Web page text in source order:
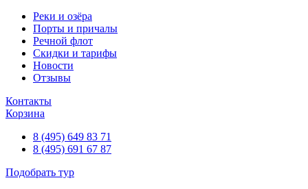
Реки и озёра
Порты и причалы
Речной флот
Скидки и тарифы
Новости
Отзывы
Контакты
Корзина
8 (495) 649 83 71
8 (495) 691 67 87
Подобрать тур